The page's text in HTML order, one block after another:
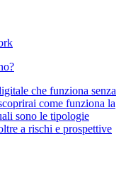
che funziona senza
come funziona la
sono le tipologie
a rischi e prospettive